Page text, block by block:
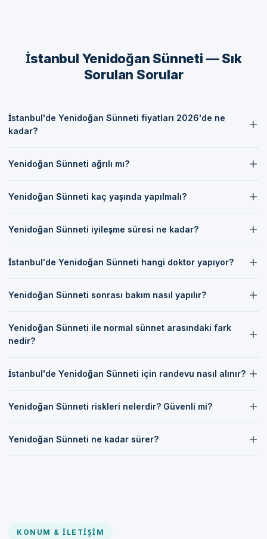
uymak önemlidir.
Randevu formumuzdan bize ulaşabilirsiniz veya iletişim
kanallarımızdan bilgi alabilirsiniz. Sünnetçim TEK ŞİRKET olarak,
Randevu formumuzdan bize ulaşarak veya iletişim
koşullarda yenidoğan sünneti hizmeti alabilirsiniz.
İstanbul Yenidoğan Sünneti — Sık
Sorulan Sorular
İstanbul'de Yenidoğan Sünneti fiyatları 2026'de ne
kadar?
değerlendirmesine göre değişkenlik göstermektedir. İletişim
bilgilerini öğrenebilirsiniz.
Yenidoğan Sünneti ağrılı mı?
değildir. Doktorumuz, bebeklerin rahat ve ağrısız olması için
Yenidoğan Sünneti kaç yaşında yapılmalı?
yapılmaktadır. Ancak bu süre doktorumuzun değerlendirmesine
Yenidoğan Sünneti iyileşme süresi ne kadar?
sürmektedir. Doktorumuz, bebeklerin hızlı ve sağlıklı bir şekilde
İstanbul'de Yenidoğan Sünneti hangi doktor yapıyor?
gerçekleştirmektedir. Ekibimiz, alanında uzman ve deneyimli
Yenidoğan Sünneti sonrası bakım nasıl yapılır?
gerekmektedir. Doktorumuz, bebeklerin sağlıklı bir şekilde
iyileşmesi için gerekli bakım talimatlarını verir.
Yenidoğan Sünneti ile normal sünnet arasındaki fark
nedir?
doğumdan kısa bir süre sonra yapılmaktadır. Bu işlem, bebeklerin
İstanbul'de Yenidoğan Sünneti için randevu nasıl alınır?
formumuz aracılığıyla bizimle iletişime geçebilirsiniz. İletişim
Yenidoğan Sünneti riskleri nelerdir? Güvenli mi?
tarafından yapıldığında güvenli bir işlemdir. Ancak her cerrahi
Yenidoğan Sünneti ne kadar sürer?
KONUM & İLETIŞIM